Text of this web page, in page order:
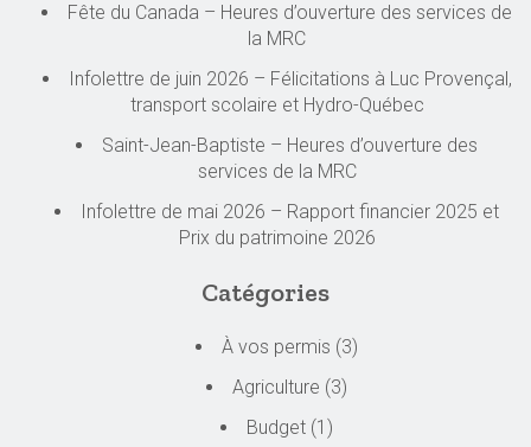
Fête du Canada – Heures d’ouverture des services de
la MRC
Infolettre de juin 2026 – Félicitations à Luc Provençal,
transport scolaire et Hydro-Québec
Saint-Jean-Baptiste – Heures d’ouverture des
services de la MRC
Infolettre de mai 2026 – Rapport financier 2025 et
Prix du patrimoine 2026
Catégories
À vos permis (3)
Agriculture (3)
Budget (1)